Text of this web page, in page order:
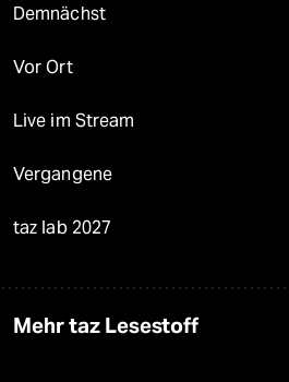
Demnächst
Vor Ort
Live im Stream
Vergangene
taz lab 2027
Mehr taz Lesestoff